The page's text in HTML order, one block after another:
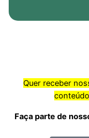
Quer receber
Faça parte de